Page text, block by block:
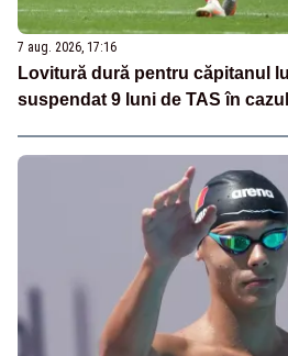
7 aug. 2026, 17:16
Lovitură dură pentru căpitanul
suspendat 9 luni de TAS în